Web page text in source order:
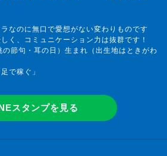
なのに無口で愛想がない変わりものです
く、コミュニケーション力は抜群です！
の節句・耳の日）生まれ（出生地はときがわ
で稼ぐ」
スタンプを見る